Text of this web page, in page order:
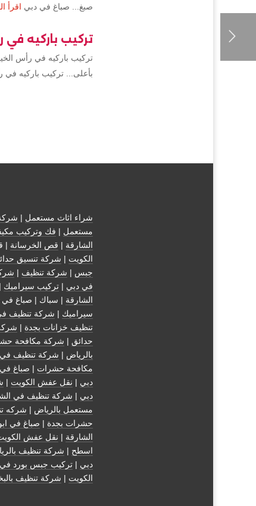
صبغ... صباغ في دبي اقرأ
تركيب باركيه
تركيب باركيه في رأس
بأعلى... تركيب باركيه في
شراء اثاث مستعمل |
مستعمل | فك وتركيب
الشارقة | قص الخرسانة |
الكويت | شركة تنسيق
جبس | شركة تنظيف |
في دبي |تركيب سيراميك |
الشارقة | سباك | صباغ
سيراميك | شركة تنظيف
تنظيف خزانات بجدة |
حدائق | شركة مكافحة
بالرياض | شركة تنظيف
مكافحة حشرات | صباغ
دبي | نقل عفش الكويت |
دبي | شركة تنظيف في
مستعمل بالرياض | شركه
حشرات بجدة | صباغ في
الشارقة | نقل عفش
اسطح | شركة تنظيف
دبي |تركيب جبس بورد
الكويت | شركة تنظيف